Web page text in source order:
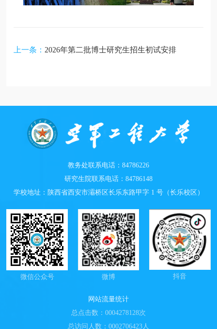
上一条： 2026年第二批博士研究生招生初试安排
教务处联系电话：84786226
研究生院联系电话：84786148
学校地址：陕西省西安市灞桥区长乐东路甲字 1 号（长乐校区）
微信公众号 微博 抖音
网站流量统计
总点击数： 0004278128次
总访问人数： 0002706423 人